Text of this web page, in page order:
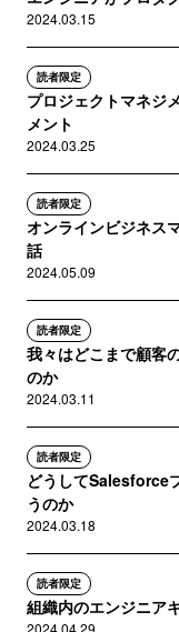
2024.03.15
読者限定
プロジェクトマネジ
メント
2024.03.25
読者限定
オンラインビジネス
話
2024.05.09
読者限定
我々はどこまで顧客
のか
2024.03.11
読者限定
どうしてSalesforce
うのか
2024.03.18
読者限定
組織内のエンジニア
2024.04.29